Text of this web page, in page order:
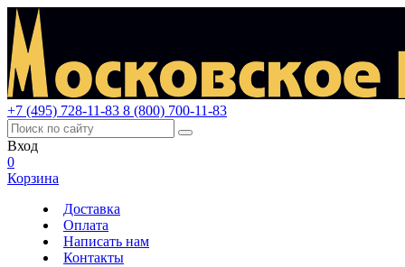
+7 (495) 728-11-83 8 (800) 700-11-83
Вход
0
Корзина
Доставка
Оплата
Написать нам
Контакты